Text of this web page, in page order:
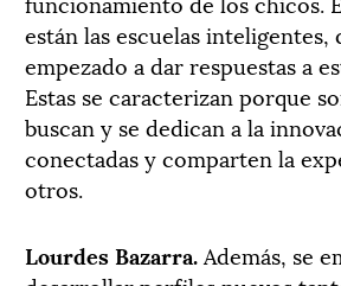
están las escuelas inteligentes,
empezado a dar respuestas a
Estas se caracterizan porque
buscan y se dedican a la
conectadas y comparten la
otros.
Lourdes Bazarra.Además, se